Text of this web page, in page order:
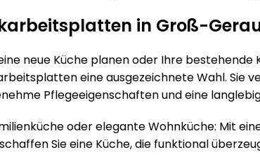
in Groß-
neue Küche planen oder Ihre
eine ausgezeichnete Wahl. Sie
Pflegeeigenschaften und eine
oder elegante Wohnküche: Mit
Sie eine Küche, die funktional